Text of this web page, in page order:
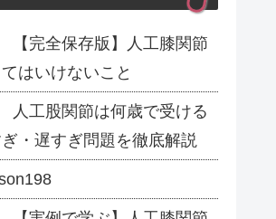
完全保存版】人工膝関節
はいけないこと
人工股関節は何歳で受ける
・遅すぎ問題を徹底解説